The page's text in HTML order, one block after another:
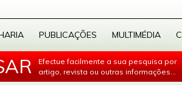
PUBLICAÇÕES MULTIMÉDIA
Efectue facilmente a sua pesquisa por
artigo, revista ou outras informações...